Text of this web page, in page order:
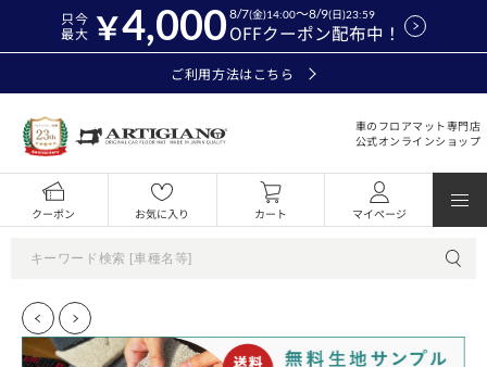
只今
最大
4,000OFFクーポン配布中！
8/7(金)14:00～8/9(日)23:59
ご利用方法はこちら
車のフロアマット専門店
公式オンラインショップ
クーポン お気に入り カート マイページ